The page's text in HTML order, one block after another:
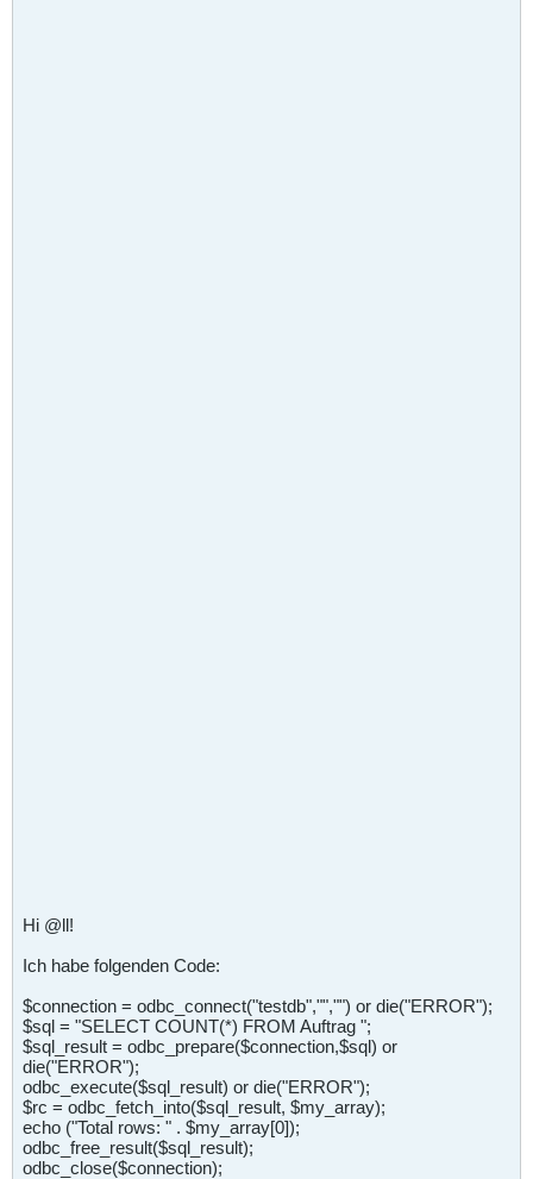
Hi @ll!
Ich habe folgenden Code:
$connection = odbc_connect("testdb","","") or die("ERROR");
$sql = "SELECT COUNT(*) FROM Auftrag ";
$sql_result = odbc_prepare($connection,$sql) or
die("ERROR");
odbc_execute($sql_result) or die("ERROR");
$rc = odbc_fetch_into($sql_result, $my_array);
echo ("Total rows: " . $my_array[0]);
odbc_free_result($sql_result);
odbc_close($connection);